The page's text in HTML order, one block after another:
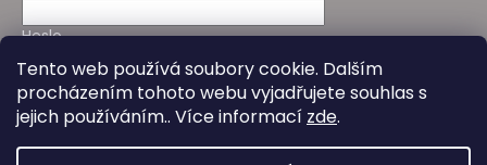
Tento web používá soubory cookie. Dalším
procházením tohoto webu vyjadřujete souhlas s
jejich používáním.. Více informací zde.
Heslo
PŘIHLÁSIT SE
Nová registraceZapomenuté heslo